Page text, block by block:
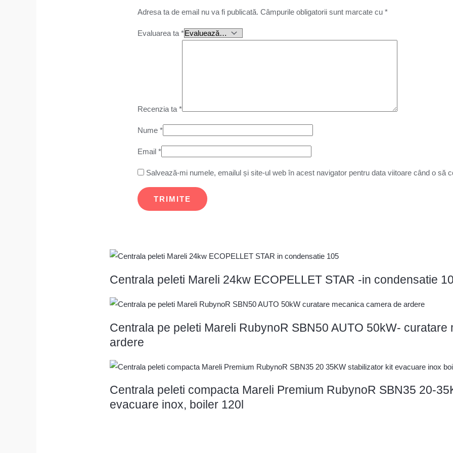
Adresa ta de email nu va fi publicată. Câmpurile obligatorii sunt marcate cu*
Evaluarea ta*
Recenzia ta*
Nume*
Email*
Salvează-mi numele, emailul și site-ul web în acest navigator pentru data viitoare când o să
Centrala peleti Mareli 24kw ECOPELLET STAR -in condensatie
Centrala pe peleti Mareli RubynoR SBN50 AUTO 50kW- curatare
ardere
Centrala peleti compacta Mareli Premium RubynoR SBN35 20-
evacuare inox, boiler 120l